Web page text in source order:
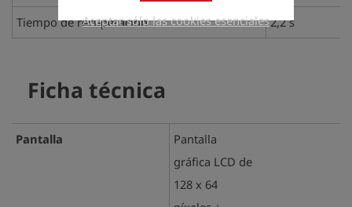
Aceptar sólo las cookies esenciales
Ficha técnica
Pantalla
Pantalla
gráfica LCD de
128 x 64
Tiempo de recuperación
2,2 s